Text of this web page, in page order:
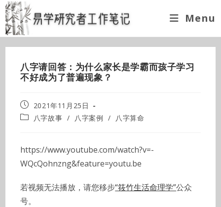
Skip
to
content
Menu
八字请回答：为什么家长是学霸而孩子学习
不好成为了普遍现象？
Post
published:
2021年11月25日
Post八字故事 / 八字案例 / 八字算命
https://www.youtube.com/watch?v=-
WQcQohnzng&feature=youtu.be
若视频无法播放，请您移步“筱竹生活命理学”公众
号。